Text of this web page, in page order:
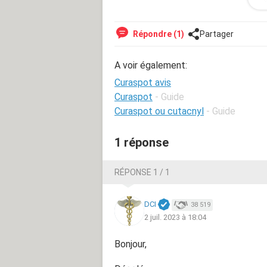
afin de remplacer epiduo ?
Répondre (1) Partager
A voir également:
Curaspot avis
Curaspot - Guide
Curaspot ou cutacnyl - Guide
1 réponse
RÉPONSE 1 / 1
DCI 38 519
2 juil. 2023 à 18:04
Bonjour,